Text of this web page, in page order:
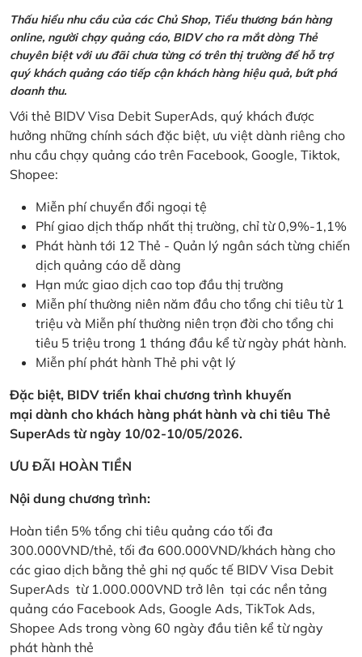
Thấu hiểu nhu cầu của các Chủ Shop, Tiểu thương bán hàng
online, người chạy quảng cáo, BIDV cho ra mắt dòng Thẻ
chuyên biệt với ưu đãi chưa từng có trên thị trường để hỗ trợ
quý khách quảng cáo tiếp cận khách hàng hiệu quả, bứt phá
doanh thu.
Với thẻ BIDV Visa Debit SuperAds, quý khách được
hưởng những chính sách đặc biệt, ưu việt dành riêng cho
nhu cầu chạy quảng cáo trên Facebook, Google, Tiktok,
Shopee:
Miễn phí chuyển đổi ngoại tệ
Phí giao dịch thấp nhất thị trường, chỉ từ 0,9%-1,1%
Phát hành tới 12 Thẻ - Quản lý ngân sách từng chiến
dịch quảng cáo dễ dàng
Hạn mức giao dịch cao top đầu thị trường
Miễn phí thường niên năm đầu cho tổng chi tiêu từ 1
triệu và Miễn phí thường niên trọn đời cho tổng chi
tiêu 5 triệu trong 1 tháng đầu kể từ ngày phát hành.
Miễn phí phát hành Thẻ phi vật lý
Đặc biệt, BIDV triển khai chương trình khuyến
mại dành cho khách hàng phát hành và chi tiêu Thẻ
SuperAds từ ngày 10/02-10/05/2026.
ƯU ĐÃI HOÀN TIỀN
Nội dung chương trình:
Hoàn tiền 5% tổng chi tiêu quảng cáo tối đa
300.000VND/thẻ, tối đa 600.000VND/khách hàng cho
các giao dịch bằng thẻ ghi nợ quốc tế BIDV Visa Debit
SuperAds từ 1.000.000VND trở lên tại các nền tảng
quảng cáo Facebook Ads, Google Ads, TikTok Ads,
Shopee Ads trong vòng 60 ngày đầu tiên kể từ ngày
phát hành thẻ